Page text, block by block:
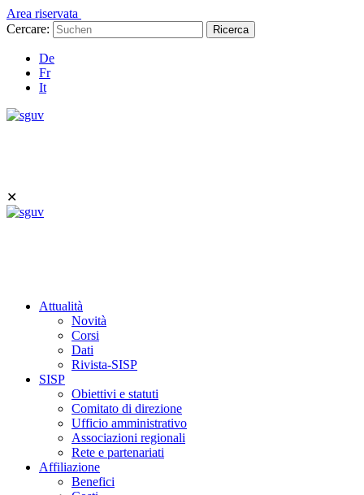
Area riservata
Cercare:
Ricerca
De
Fr
It
✕
Attualità
Novità
Corsi
Dati
Rivista-SISP
SISP
Obiettivi e statuti
Comitato di direzione
Ufficio amministrativo
Associazioni regionali
Rete e partenariati
Affiliazione
Benefici